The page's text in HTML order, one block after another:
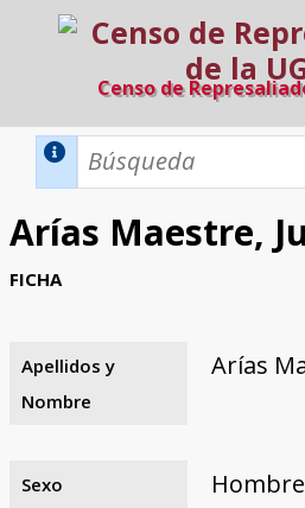
Censo de
Inicio
Búsqueda Dinámica
Búsqueda Avanzada
Razones y
El equipo
Colaboradores
Fuentes
Arías Maestre,
FICHA
Apellidos y
Nombre
Arías
Sexo Hombre